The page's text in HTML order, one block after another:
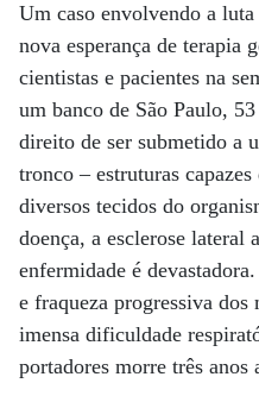
Um caso envolvendo a
nova esperança de terapia
cientistas e pacientes na
um banco de São Paulo,
direito de ser submetido a
tronco – estruturas
diversos tecidos do
doença, a esclerose
enfermidade é
e fraqueza progressiva dos
imensa dificuldade
portadores morre três anos